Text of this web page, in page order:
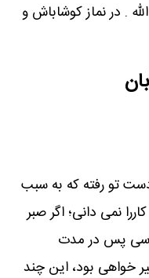
. در نماز کوشاباش و
تو رفته که به سبب
نمی دانی؛ اگر صبر
پس در مدت
خواهی بود، این چند